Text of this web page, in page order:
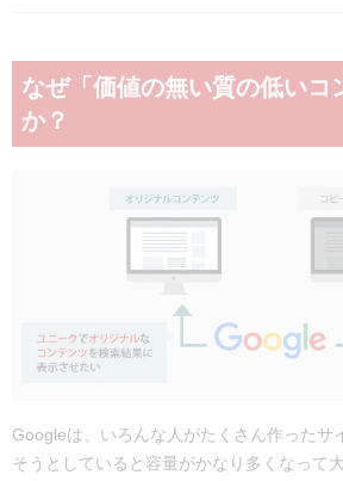
なぜ「価値の無い質の低いコ
か？
Googleは、いろんな人がたくさん作ったサ
そうとしていると容量がかなり多くなって